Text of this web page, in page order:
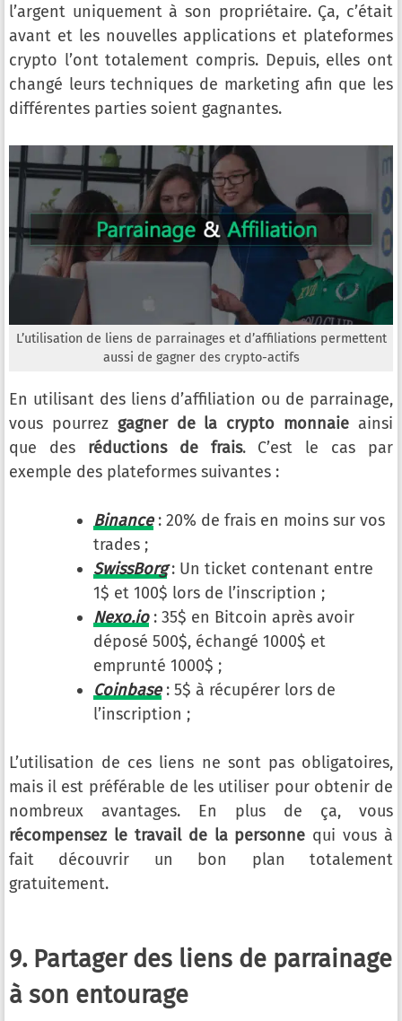
l’argent uniquement à son propriétaire. Ça, c’était
avant et les nouvelles applications et plateformes
crypto l’ont totalement compris. Depuis, elles ont
changé leurs techniques de marketing afin que les
différentes parties soient gagnantes.
L’utilisation de liens de parrainages et d’affiliations permettent
aussi de gagner des crypto-actifs
En utilisant des liens d’affiliation ou de parrainage,
vous pourrez gagner de la crypto monnaie ainsi
que des réductions de frais. C’est le cas par
exemple des plateformes suivantes :
Binance: 20% de frais en moins sur vos
trades ;
SwissBorg: Un ticket contenant entre
1$ et 100$ lors de l’inscription ;
Nexo.io: 35$ en Bitcoin après avoir
déposé 500$, échangé 1000$ et
emprunté 1000$ ;
Coinbase: 5$ à récupérer lors de
l’inscription ;
L’utilisation de ces liens ne sont pas obligatoires,
mais il est préférable de les utiliser pour obtenir de
nombreux avantages. En plus de ça, vous
récompensez le travail de la personne qui vous à
fait découvrir un bon plan totalement
gratuitement.
9. Partager des liens de parrainage
à son entourage